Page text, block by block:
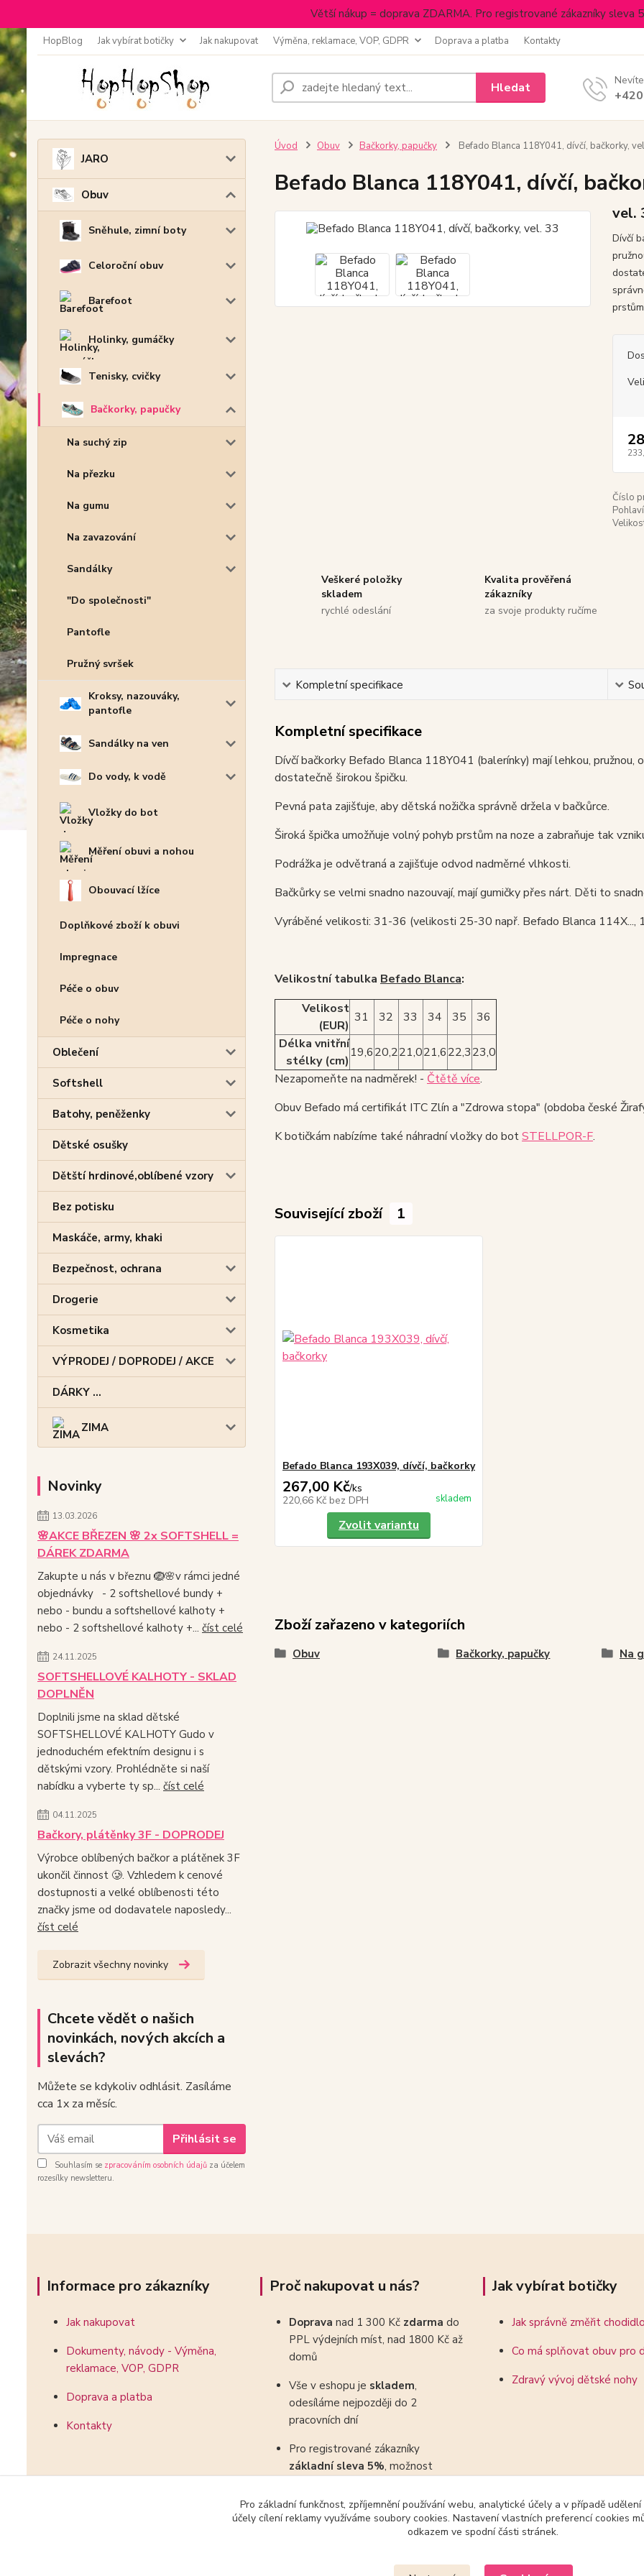
Větší nákup = doprava ZDARMA. Pro registrované zákazníky sleva
HopBlog Jak vybírat botičky Jak nakupovat Výměna, reklamace, VOP, GDPR Doprava a platba Kontakty
Hledat
JARO
Obuv
Sněhule, zimní boty
Celoroční obuv
Barefoot
Holinky, gumáčky
Tenisky, cvičky
Bačkorky, papučky
Na suchý zip
Na přezku
Na gumu
Na zavazování
Sandálky
"Do společnosti"
Pantofle
Pružný svršek
Kroksy, nazouváky,
pantofle
Sandálky na ven
Do vody, k vodě
Vložky do bot
Měření obuvi a nohou
Obouvací lžíce
Doplňkové zboží k obuvi
Impregnace
Péče o obuv
Péče o nohy
Oblečení
Softshell
Batohy, peněženky
Dětské osušky
Dětští hrdinové,oblíbené vzory
Bez potisku
Maskáče, army, khaki
Bezpečnost, ochrana
Drogerie
Kosmetika
VÝPRODEJ / DOPRODEJ / AKCE
DÁRKY ...
ZIMA
Novinky
13.03.2026
🌸AKCE BŘEZEN 🌸 2x SOFTSHELL =
DÁREK ZDARMA
Zakupte u nás v březnu 🪺🌸v rámci jedné
objednávky - 2 softshellové bundy +
nebo - bundu a softshellové kalhoty +
nebo - 2 softshellové kalhoty +... číst celé
24.11.2025
SOFTSHELLOVÉ KALHOTY - SKLAD
DOPLNĚN
Doplnili jsme na sklad dětské
SOFTSHELLOVÉ KALHOTY Gudo v
jednoduchém efektním designu i s
dětskými vzory. Prohlédněte si naší
nabídku a vyberte ty sp... číst celé
04.11.2025
Bačkory, plátěnky 3F - DOPRODEJ
Výrobce oblíbených bačkor a plátěnek 3F
ukončil činnost 🥲. Vzhledem k cenové
dostupnosti a velké oblíbenosti této
značky jsme od dodavatele naposledy...
číst celé
Zobrazit všechny novinky
Chcete vědět o našich
novinkách, nových akcích a
slevách?
Můžete se kdykoliv odhlásit. Zasíláme
cca 1x za měsíc.
Přihlásit se
Souhlasím se zpracováním osobních údajů za účelem
rozesílky newsletteru.
Úvod Obuv Bačkorky, papučky Befado Blanca 118Y041, dívčí, bačkorky,
Befado Blanca 118Y041, dívčí,
vel.
Dívčí
Číslo
Veškeré položky
skladem
rychlé odeslání
Kvalita prověřená
zákazníky
za svoje produkty ručíme
Kompletní specifikace
Kompletní specifikace
Dívčí bačkorky Befado Blanca 118Y041 (balerínky) mají lehkou, pružnou,
dostatečně širokou špičku.
Pevná pata zajišťuje, aby dětská nožička správně držela v bačkůrce.
Široká špička umožňuje volný pohyb prstům na noze a zabraňuje tak
Podrážka je odvětraná a zajišťuje odvod nadměrné vlhkosti.
Bačkůrky se velmi snadno nazouvají, mají gumičky přes nárt. Děti to
Vyráběné velikosti: 31-36 (velikosti 25-30 např. Befado Blanca 114X...,
Velikostní tabulka Befado Blanca:
Velikost
(EUR)
31 32 33 34 35
36
Délka vnitřní
stélky (cm)
19,620,221,021,622,323,0
Nezapomeňte na nadměrek! - Čtětě více.
Obuv Befado má certifikát ITC Zlín a "Zdrowa stopa" (obdoba české
K botičkám nabízíme také náhradní vložky do botSTELLPOR-F.
Související zboží 1
Befado Blanca 193X039, dívčí, bačkorky
267,00 Kč/ks
220,66 Kč bez DPH skladem
Zvolit variantu
Zboží zařazeno v kategoriích
Obuv Bačkorky, papučky Na
Informace pro zákazníky
Jak nakupovat
Dokumenty, návody - Výměna,
reklamace, VOP, GDPR
Doprava a platba
Kontakty
Proč nakupovat u nás?
Doprava nad 1 300 Kč zdarma do
PPL výdejních míst, nad 1800 Kč až
domů
Vše v eshopu je skladem,
odesíláme nejpozději do 2
pracovních dní
Pro registrované zákazníky
základní sleva 5%, možnost
Jak vybírat botičky
Jak správně změřit
Co má splňovat obuv pro
Zdravý vývoj dětské nohy
Upravit sběr cookies.
Pro základní funkčnost, zpříjemnění používání webu, analytické účely a v případě
účely cílení reklamy využíváme soubory cookies. Nastavení vlastních preferencí cookies
odkazem ve spodní části stránek.